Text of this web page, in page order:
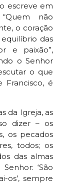
escreve em
não
o coração
das
e paixão”,
o Senhor
o que
Francisco, é
da Igreja, as
dizer – os
os pecados
todos; os
das almas
‘São
os’, sempre